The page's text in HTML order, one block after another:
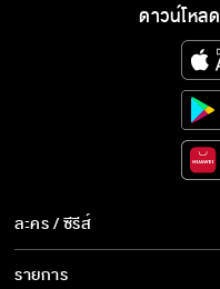
ดาวน์โหลด
ละคร / ซีรีส์
ละคร/ซีรีส์
รายการ